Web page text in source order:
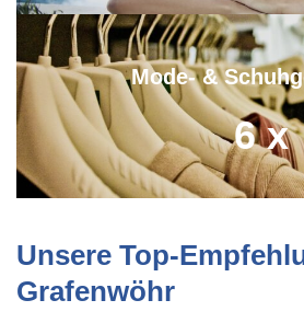
Mode- &
6 x
Unsere Top-
Grafenwöhr